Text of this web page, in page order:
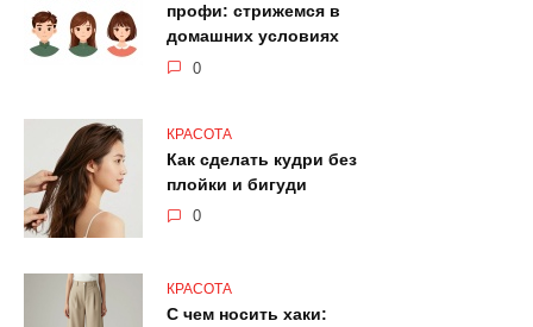
профи: стрижемся в
домашних условиях
0
КРАСОТА
Как сделать кудри без
плойки и бигуди
0
КРАСОТА
С чем носить хаки: